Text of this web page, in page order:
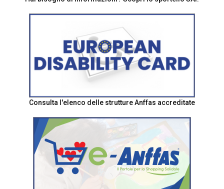
Consulta l'elenco delle strutture Anffas accreditate